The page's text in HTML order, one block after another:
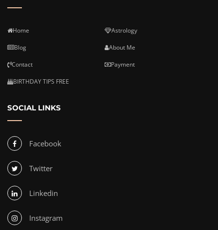
Home Astrology
Blog About Me
Contact Payment
BIRTHDAY TIPS FREE
SOCIAL LINKS
Facebook
Twitter
Linkedin
Instagram